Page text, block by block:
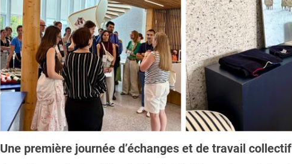
Une première journée d’échanges et de travail collectif